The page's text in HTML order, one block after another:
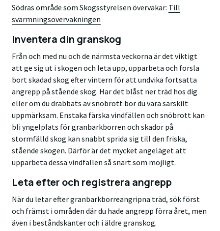
Södras område som Skogsstyrelsen övervakar: Till
svärmningsövervakningen
Inventera din granskog
Från och med nu och de närmsta veckorna är det viktigt
att ge sig ut i skogen och leta upp, upparbeta och forsla
bort skadad skog efter vintern för att undvika fortsatta
angrepp på stående skog. Har det blåst ner träd hos dig
eller om du drabbats av snöbrott bör du vara särskilt
uppmärksam. Enstaka färska vindfällen och snöbrott kan
bli yngelplats för granbarkborren och skador på
stormfälld skog kan snabbt sprida sig till den friska,
stående skogen. Därför är det mycket angeläget att
upparbeta dessa vindfällen så snart som möjligt.
Leta efter och registrera angrepp
När du letar efter granbarkborreangripna träd, sök först
och främst i områden där du hade angrepp förra året, men
även i beståndskanter och i äldre granskog.